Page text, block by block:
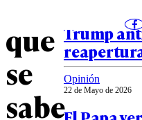
que
se
sabe
Trump
Opinión
22 de Mayo de 2026